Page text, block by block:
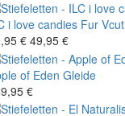
i love candies Fur Vcut
€ 49,95 €
of Eden Gleide
€